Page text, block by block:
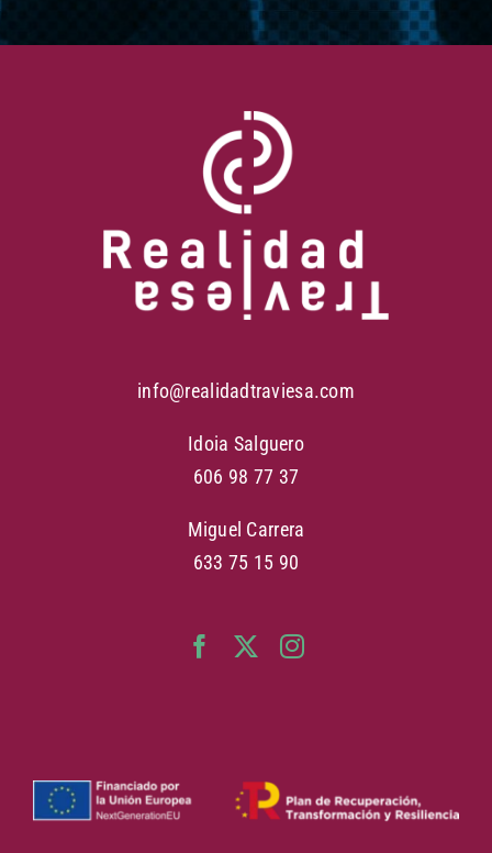
info@realidadtraviesa.com
Idoia Salguero
606 98 77 37
Miguel Carrera
633 75 15 90